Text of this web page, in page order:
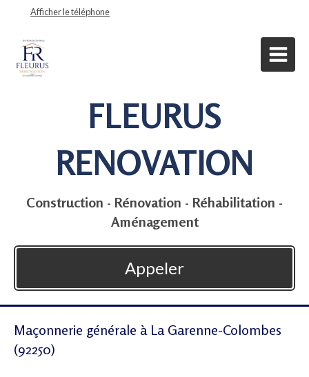
Afficher le téléphone
FLEURUS
RENOVATION
Construction - Rénovation - Réhabilitation -
Aménagement
Appeler
Maçonnerie générale à La Garenne-Colombes
(92250)